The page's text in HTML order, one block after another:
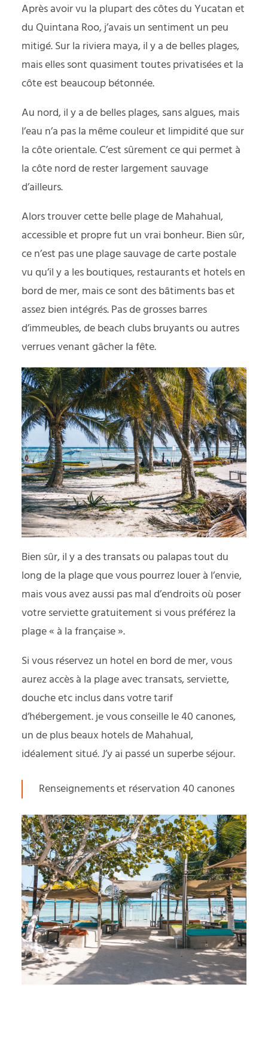
Après avoir vu la plupart des côtes du Yucatan et
du Quintana Roo, j’avais un sentiment un peu
mitigé. Sur la riviera maya, il y a de belles plages,
mais elles sont quasiment toutes privatisées et la
côte est beaucoup bétonnée.
Au nord, il y a de belles plages, sans algues, mais
l’eau n’a pas la même couleur et limpidité que sur
la côte orientale. C’est sûrement ce qui permet à
la côte nord de rester largement sauvage
d’ailleurs.
Alors trouver cette belle plage de Mahahual,
accessible et propre fut un vrai bonheur. Bien sûr,
ce n’est pas une plage sauvage de carte postale
vu qu’il y a les boutiques, restaurants et hotels en
bord de mer, mais ce sont des bâtiments bas et
assez bien intégrés. Pas de grosses barres
d’immeubles, de beach clubs bruyants ou autres
verrues venant gâcher la fête.
Bien sûr, il y a des transats ou palapas tout du
long de la plage que vous pourrez louer à l’envie,
mais vous avez aussi pas mal d’endroits où poser
votre serviette gratuitement si vous préférez la
plage « à la française ».
Si vous réservez un hotel en bord de mer, vous
aurez accès à la plage avec transats, serviette,
douche etc inclus dans votre tarif
d’hébergement. je vous conseille le 40 canones,
un de plus beaux hotels de Mahahual,
idéalement situé. J’y ai passé un superbe séjour.
Renseignements et réservation 40 canones